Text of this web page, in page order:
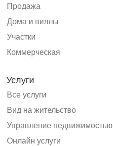
Продажа
Дома и виллы
Участки
Коммерческая
Услуги
Все услуги
Вид на жительство
Управление недвижимостью
Онлайн услуги